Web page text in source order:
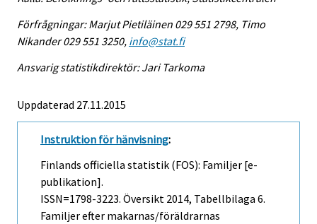
Förfrågningar: Marjut Pietiläinen 029 551 2798, Timo
Nikander 029 551 3250, info@stat.fi
Ansvarig statistikdirektör: Jari Tarkoma
Uppdaterad 27.11.2015
Instruktion för hänvisning:
Finlands officiella statistik (FOS): Familjer [e-
publikation].
ISSN=1798-3223. Översikt 2014, Tabellbilaga 6.
Familjer efter makarnas/föräldrarnas